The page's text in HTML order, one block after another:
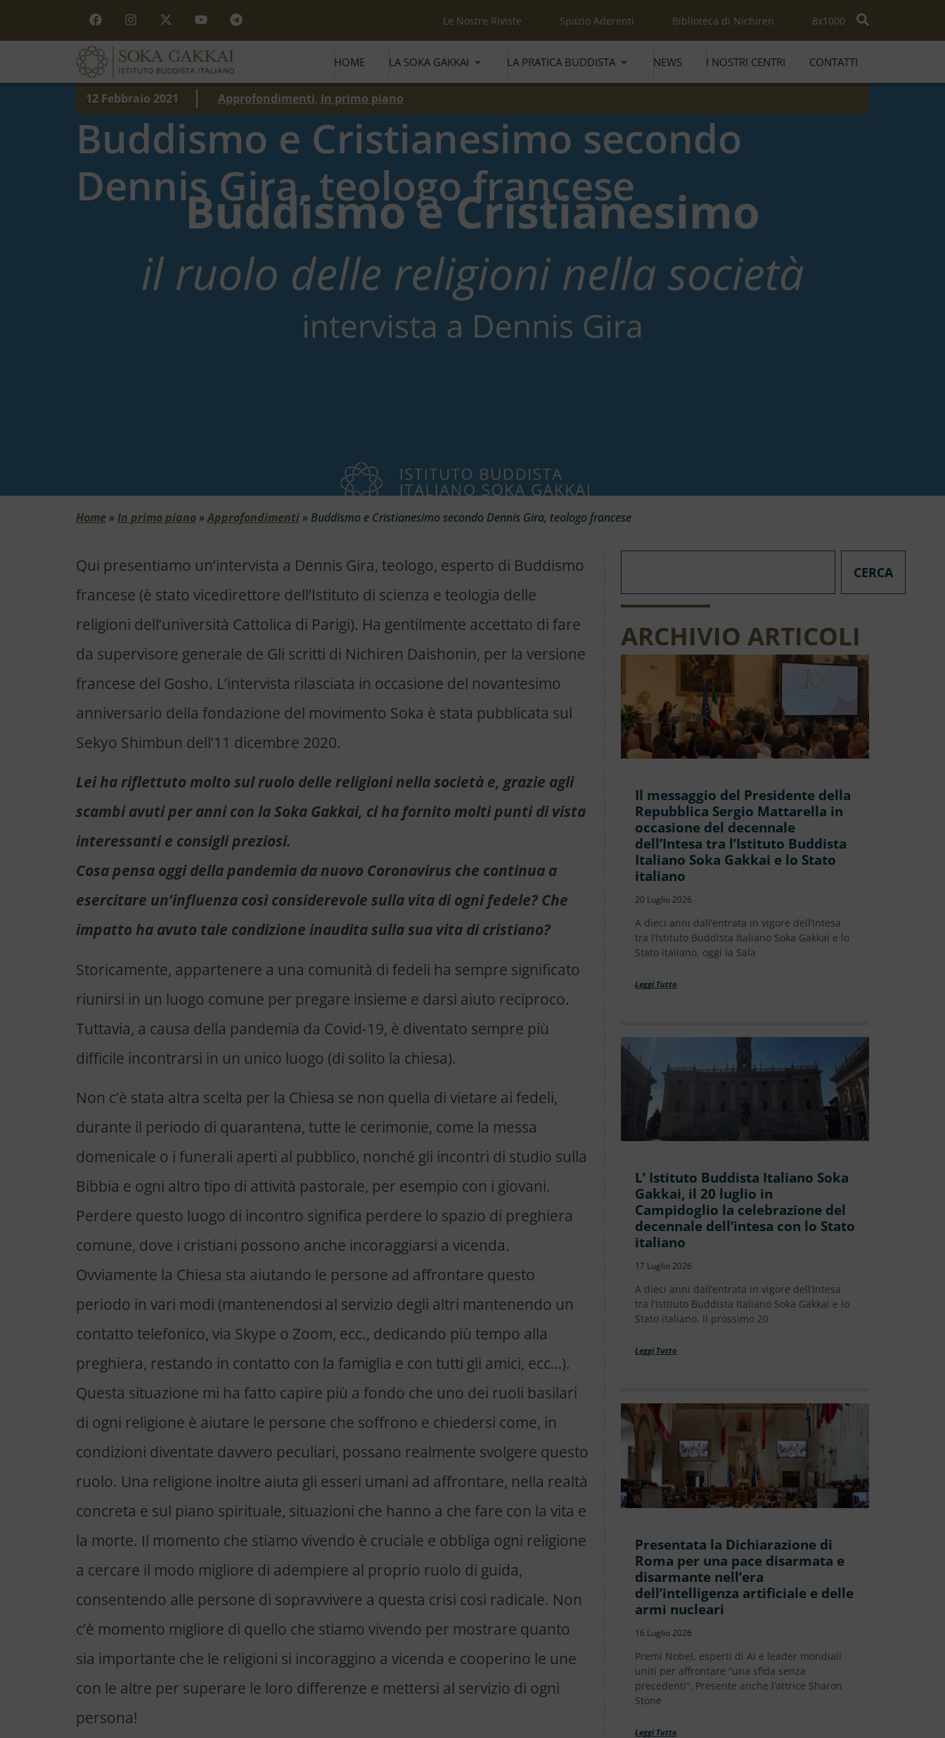
Le Nostre Riviste Spazio Aderenti Biblioteca di Nichiren 8x1000
HOME LA SOKA GAKKAI LA PRATICA BUDDISTA NEWS I NOSTRI CENTRI CONTATTI
12 Febbraio 2021 Approfondimenti, In primo piano
Buddismo e Cristianesimo secondo
Dennis Gira, teologo francese
Home» In primo piano»Approfondimenti» Buddismo e Cristianesimo secondo Dennis Gira, teologo francese
Qui presentiamo un’intervista a Dennis Gira, teologo, esperto di Buddismo
francese (è stato vicedirettore dell’Istituto di scienza e teologia delle
religioni dell’università Cattolica di Parigi). Ha gentilmente accettato di fare
da supervisore generale de Gli scritti di Nichiren Daishonin, per la versione
francese del Gosho. L’intervista rilasciata in occasione del novantesimo
anniversario della fondazione del movimento Soka è stata pubblicata sul
Sekyo Shimbun dell’11 dicembre 2020.
Lei ha riflettuto molto sul ruolo delle religioni nella società e, grazie agli
scambi avuti per anni con la Soka Gakkai, ci ha fornito molti punti di vista
interessanti e consigli preziosi.
Cosa pensa oggi della pandemia da nuovo Coronavirus che continua a
esercitare un’influenza così considerevole sulla vita di ogni fedele? Che
impatto ha avuto tale condizione inaudita sulla sua vita di cristiano?
Storicamente, appartenere a una comunità di fedeli ha sempre significato
riunirsi in un luogo comune per pregare insieme e darsi aiuto reciproco.
Tuttavia, a causa della pandemia da Covid-19, è diventato sempre più
difficile incontrarsi in un unico luogo (di solito la chiesa).
Non c’è stata altra scelta per la Chiesa se non quella di vietare ai fedeli,
durante il periodo di quarantena, tutte le cerimonie, come la messa
domenicale o i funerali aperti al pubblico, nonché gli incontri di studio sulla
Bibbia e ogni altro tipo di attività pastorale, per esempio con i giovani.
Perdere questo luogo di incontro significa perdere lo spazio di preghiera
comune, dove i cristiani possono anche incoraggiarsi a vicenda.
Ovviamente la Chiesa sta aiutando le persone ad affrontare questo
periodo in vari modi (mantenendosi al servizio degli altri mantenendo un
contatto telefonico, via Skype o Zoom, ecc., dedicando più tempo alla
preghiera, restando in contatto con la famiglia e con tutti gli amici, ecc…).
Questa situazione mi ha fatto capire più a fondo che uno dei ruoli basilari
di ogni religione è aiutare le persone che soffrono e chiedersi come, in
condizioni diventate davvero peculiari, possano realmente svolgere questo
ruolo. Una religione inoltre aiuta gli esseri umani ad affrontare, nella realtà
concreta e sul piano spirituale, situazioni che hanno a che fare con la vita e
la morte. Il momento che stiamo vivendo è cruciale e obbliga ogni religione
a cercare il modo migliore di adempiere al proprio ruolo di guida,
consentendo alle persone di sopravvivere a questa crisi così radicale. Non
c’è momento migliore di quello che stiamo vivendo per mostrare quanto
sia importante che le religioni si incoraggino a vicenda e cooperino le une
con le altre per superare le loro differenze e mettersi al servizio di ogni
persona!
CERCA
ARCHIVIO ARTICOLI
Il messaggio del Presidente della
Repubblica Sergio Mattarella in
occasione del decennale
dell’Intesa tra l’Istituto Buddista
Italiano Soka Gakkai e lo Stato
italiano
20 Luglio 2026
A dieci anni dall’entrata in vigore dell’Intesa
tra l’Istituto Buddista Italiano Soka Gakkai e lo
Stato italiano, oggi la Sala
Leggi Tutto
L’ Istituto Buddista Italiano Soka
Gakkai, il 20 luglio in
Campidoglio la celebrazione del
decennale dell’intesa con lo Stato
italiano
17 Luglio 2026
A dieci anni dall’entrata in vigore dell’Intesa
tra l’Istituto Buddista Italiano Soka Gakkai e lo
Stato italiano, il prossimo 20
Leggi Tutto
Presentata la Dichiarazione di
Roma per una pace disarmata e
disarmante nell’era
dell’intelligenza artificiale e delle
armi nucleari
16 Luglio 2026
Premi Nobel, esperti di AI e leader mondiali
uniti per affrontare “una sfida senza
precedenti”. Presente anche l’attrice Sharon
Stone
Leggi Tutto